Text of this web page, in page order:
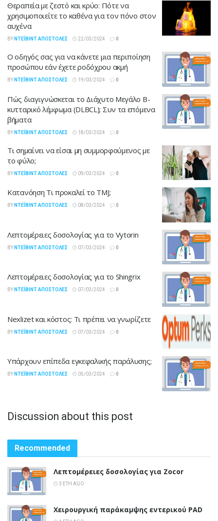
Θεραπεία με ζεστό και κρύο: Πότε να
χρησιμοποιείτε το καθένα για τον πόνο στον
αυχένα
BY ΝΤΈΙΒΙΝΤ ΑΠΟΣΤΌΛΕΣ 22/03/2024 0
Ο οδηγός σας για να κάνετε μια περιποίηση
προσώπου εάν έχετε ροδόχρου ακμή
BY ΝΤΈΙΒΙΝΤ ΑΠΟΣΤΌΛΕΣ 19/03/2024 0
Πώς διαγιγνώσκεται το Διάχυτο Μεγάλο Β-
κυτταρικό λέμφωμα (DLBCL); Συν τα επόμενα
βήματα
BY ΝΤΈΙΒΙΝΤ ΑΠΟΣΤΌΛΕΣ 18/03/2024 0
Τι σημαίνει να είσαι μη συμμορφούμενος με
το φύλο;
BY ΝΤΈΙΒΙΝΤ ΑΠΟΣΤΌΛΕΣ 09/03/2024 0
Κατανόηση Τι προκαλεί το TMJ;
BY ΝΤΈΙΒΙΝΤ ΑΠΟΣΤΌΛΕΣ 08/03/2024 0
Λεπτομέρειες δοσολογίας για το Vytorin
BY ΝΤΈΙΒΙΝΤ ΑΠΟΣΤΌΛΕΣ 07/03/2024 0
Λεπτομέρειες δοσολογίας για το Shingrix
BY ΝΤΈΙΒΙΝΤ ΑΠΟΣΤΌΛΕΣ 07/03/2024 0
Nexlizet και κόστος: Τι πρέπει να γνωρίζετε
BY ΝΤΈΙΒΙΝΤ ΑΠΟΣΤΌΛΕΣ 07/03/2024 0
Υπάρχουν επίπεδα εγκεφαλικής παράλυσης;
BY ΝΤΈΙΒΙΝΤ ΑΠΟΣΤΌΛΕΣ 05/03/2024 0
Discussion about this post
Recommended
Λεπτομέρειες δοσολογίας για Zocor
3 ΈΤΗ AGO
Χειρουργική παράκαμψης εντερικού PAD